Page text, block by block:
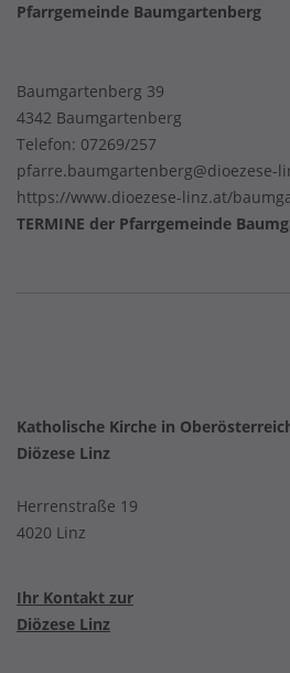
Pfarrgemeinde Baumgartenberg
Baumgartenberg 39
4342 Baumgartenberg
Telefon: 07269/257
pfarre.baumgartenberg@dioezese-
https://www.dioezese-linz.at/
TERMINE der Pfarrgemeinde
Katholische Kirche in
Diözese Linz
Herrenstraße 19
4020 Linz
Ihr Kontakt zur
Diözese Linz